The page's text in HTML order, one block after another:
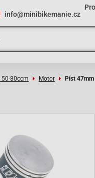
info@minibikemanie.cz
50-80ccm Motor Píst